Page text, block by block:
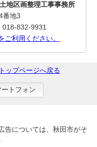
地区画整理工事事務所
番地3
832-9931
ご利用ください。
トップページへ戻る
ートフォン
告については、秋田市がそ